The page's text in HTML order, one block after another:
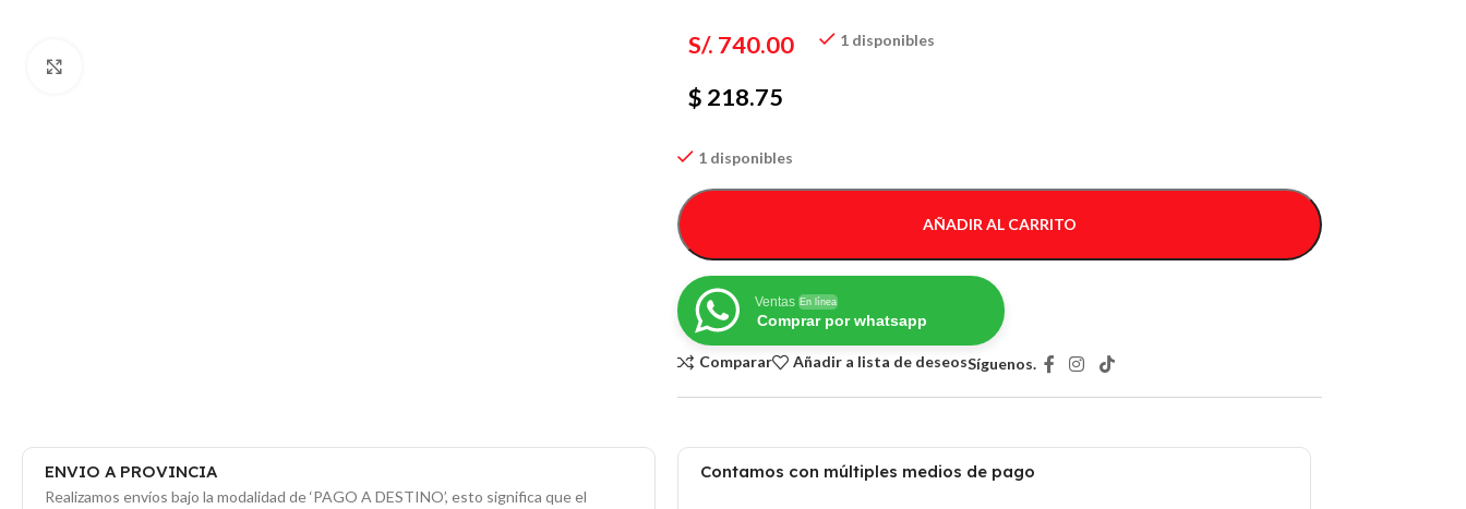
S/. 740.00
$ 218.75
1 disponibles
1 disponibles
AÑADIR AL CARRITO
Ventas En línea
Comprar por whatsapp
Comparar Añadir a lista de deseosSíguenos.
ENVIO A PROVINCIA
Realizamos envíos bajo la modalidad de ‘PAGO A DESTINO’, esto significa que el
Contamos con múltiples medios de pago